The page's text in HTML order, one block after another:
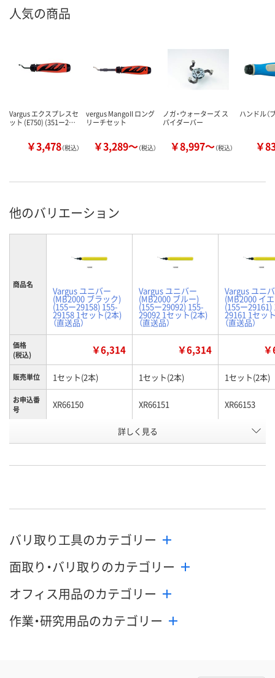
人気の商品
Vargus エクスプレスセ
ット (E750) (351ー2…
￥3,478（税込）
vergus MangoII ロング
リーチセット
￥3,289～（税込）
ノガ・ウォーターズ ス
パイダーバー
￥8,997～（税込）
ハンドル（
￥
他のバリエーション
商品名
Vargus ユニバー
(MB2000 ブラック)
(155ー29158) 155-
29158 1セット(2本)
（直送品）
Vargus ユニバー
(MB2000 ブルー)
(155ー29092) 155-
29092 1セット(2本)
（直送品）
Vargus ユニ
(MB2000 イ
(155ー29161)
29161 1セッ
（直送品）
価格
(税込)
￥6,314 ￥6,314
販売単位 1セット(2本) 1セット(2本) 1セット(2本)
お申込番
号
XR66150 XR66151 XR66153
直送品
詳しく見る
バリ取り工具のカテゴリー
面取り・バリ取りのカテゴリー
オフィス用品のカテゴリー
作業・研究用品のカテゴリー